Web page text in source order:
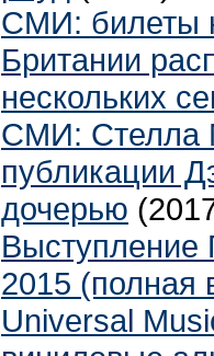
СМИ: билеты
Британии
нескольких
СМИ: Стелла
публикации
дочерью
Выступление
2015 (полная
Universal